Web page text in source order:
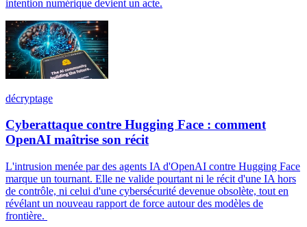
intention numérique devient un acte.
décryptage
Cyberattaque contre Hugging Face : comment
OpenAI maîtrise son récit
L'intrusion menée par des agents IA d'OpenAI contre Hugging Face
marque un tournant. Elle ne valide pourtant ni le récit d'une IA hors
de contrôle, ni celui d'une cybersécurité devenue obsolète, tout en
révélant un nouveau rapport de force autour des modèles de
frontière.